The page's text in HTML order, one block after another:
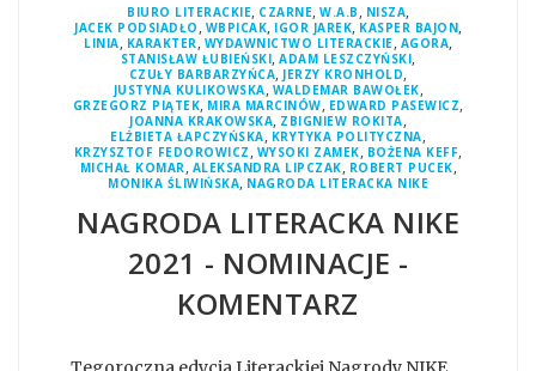
BIURO LITERACKIE, CZARNE, W.A.B , NISZA,
JACEK PODSIADŁO , WBPICAK, IGOR JAREK, KASPER BAJON,
LINIA, KARAKTER, WYDAWNICTWO LITERACKIE, AGORA,
STANISŁAW ŁUBIEŃSKI,ADAM LESZCZYŃSKI,
CZUŁY BARBARZYŃCA, JERZY KRONHOLD,
JUSTYNA KULIKOWSKA, WALDEMAR BAWOŁEK,
GRZEGORZ PIĄTEK, MIRA MARCINÓW, EDWARD PASEWICZ,
JOANNA KRAKOWSKA, ZBIGNIEW ROKITA,
ELŻBIETA ŁAPCZYŃSKA, KRYTYKA POLITYCZNA,
KRZYSZTOF FEDOROWICZ , WYSOKI ZAMEK, BOŻENA KEFF,
MICHAŁ KOMAR, ALEKSANDRA LIPCZAK, ROBERT PUCEK,
MONIKA ŚLIWIŃSKA, NAGRODA LITERACKA NIKE
NAGRODA LITERACKA NIKE
2021 - NOMINACJE -
KOMENTARZ